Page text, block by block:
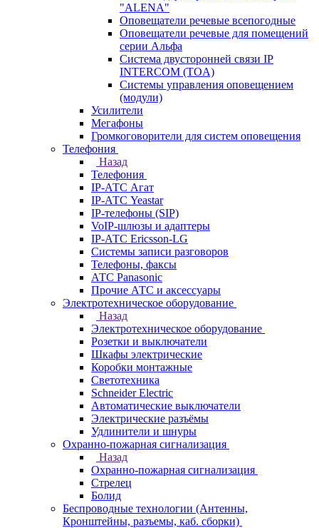
"ALENA"
Оповещатели речевые всепогодные
Оповещатели речевые для помещений
серии Альфа
Система двусторонней связи IP
INTERCOM (TOA)
Системы управления оповещением
(модули)
Усилители
Мегафоны
Громкоговорители для систем оповещения
Телефония
Назад
Телефония
IP-АТС Агат
IP-АТС Yeastar
IP-телефоны (SIP)
VoIP-шлюзы и адаптеры
IP-АТС Ericsson-LG
Системы записи разговоров
Телефоны, факсы
АТС Panasonic
Прочие АТС и аксессуары
Электротехническое оборудование
Назад
Электротехническое оборудование
Розетки и выключатели
Шкафы электрические
Коробки монтажные
Светотехника
Schneider Electric
Автоматические выключатели
Электрические разъёмы
Удлинители и шнуры
Охранно-пожарная сигнализация
Назад
Охранно-пожарная сигнализация
Стрелец
Болид
Беспроводные технологии (Антенны,
Кронштейны, разъемы, каб. сборки)